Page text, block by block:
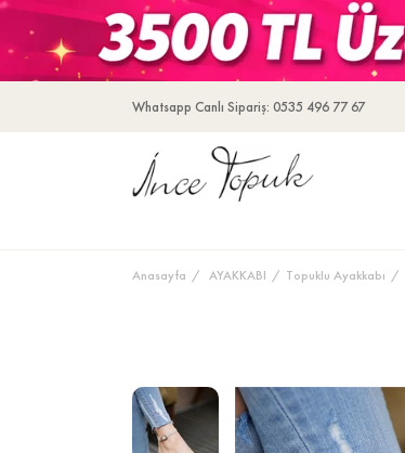
Whatsapp Canlı Sipariş: 0535 496 77 67
Anasayfa AYAKKABI Topuklu Ayakkabı